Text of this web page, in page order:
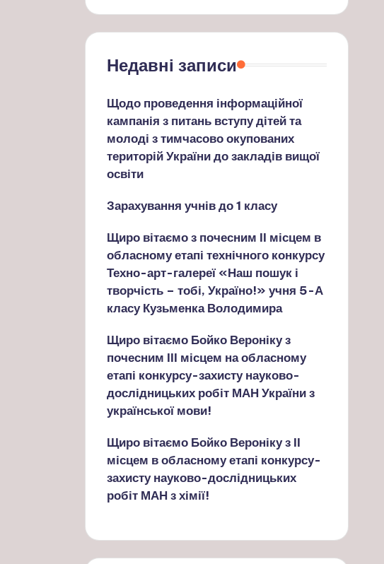
Недавні записи
Щодо проведення інформаційної
кампанія з питань вступу дітей та
молоді з тимчасово окупованих
територій України до закладів вищої
освіти
Зарахування учнів до 1 класу
Щиро вітаємо з почесним ІІ місцем в
обласному етапі технічного конкурсу
Техно-арт-галереї «Наш пошук і
творчість – тобі, Україно!» учня 5-А
класу Кузьменка Володимира
Щиро вітаємо Бойко Вероніку з
почесним ІІІ місцем на обласному
етапі конкурсу-захисту науково-
дослідницьких робіт МАН України з
української мови!
Щиро вітаємо Бойко Вероніку з ІІ
місцем в обласному етапі конкурсу-
захисту науково-дослідницьких
робіт МАН з хімії!